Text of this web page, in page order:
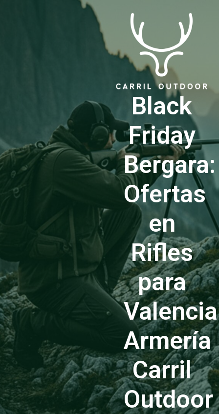
Black
Friday
Bergara:
Ofertas
en
Rifles
para
Valencia
Armería
Carril
Outdoor